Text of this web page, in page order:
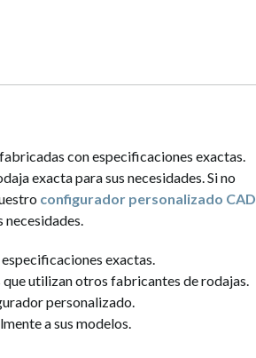
con especificaciones exactas.
exacta para sus necesidades. Si no
configurador personalizado CAD
necesidades.
exactas.
utilizan otros fabricantes de rodajas.
personalizado.
a sus modelos.